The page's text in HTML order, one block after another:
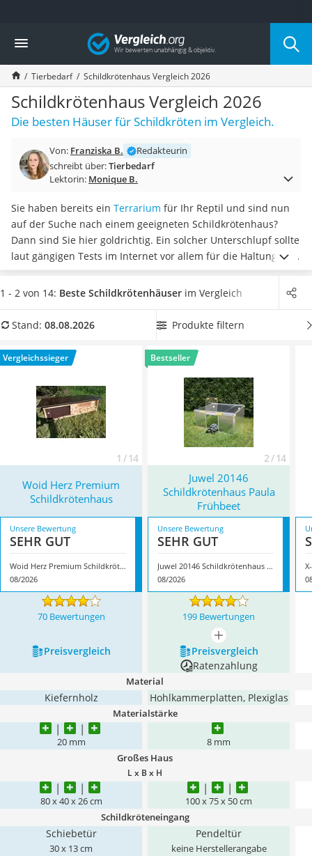
Die beliebtesten Vergleiche nach Kategorie
Drogerie
Inhalator
Haarschneider
Rollator
Braun Rasierer
Katzenklappe (Chip)
Masturbator
Massagepistole
Reisehaartrockner
Eiweißpulver
Magnesiumpräparat
Katzenklappe
Nackenmassagegerät
Zeckenschutz Katze
Philips-Sonicare-Zahnbürste
Mineralfutter Pferd
Massagegerät
Vergleich
Tierbedarf Schildkrötenhaus Vergleich 2026
Schildkrötenhaus Vergleich 2026
Die besten Häuser für Schildkröten im Vergleich.
Von: Franziska B.
Redakteurin
schreibt über:Tierbedarf
Lektorin: Monique B.
Sie haben bereits ein Terrarium für Ihr Reptil und sind nun
auf der Suche nach einem geeigneten Schildkrötenhaus?
Dann sind Sie hier goldrichtig. Ein solcher Unterschlupf sollte
laut gängigen Tests im Internet vor allem für die Haltung im
Freien gewisse Kriterien erfüllen, um IhrerSchildkröte ein
artgerechtes Leben zu ermöglichen. Wählen Sie jetzt aus
damit Ihre Schildkröte auch bei schlechtem Wetter
2026 besonders das Modell
Woid Herz Premium
Schildkrötenhaus
mit seinen Eigenschaften.
1 - 2 von 14: Beste Schildkrötenhäuser im Vergleich
Stand: 08.08.2026 Produkte filtern
Vergleichssieger
1 / 14
Bestseller
2 / 14
Woid Herz Premium
Schildkrötenhaus
Juwel 20146
Schildkrötenhaus Paula
Frühbeet
Unsere Bewertung
SEHR GUT
Woid Herz Premium Schildkrötenhaus
08/2026
Unsere Bewertung
SEHR GUT
Juwel 20146 Schildkrötenhaus Paula Frühbeet
08/2026
70 Bewertungen 199 Bewertungen
mehr anzeigen
Preis­vergleich
Preis­vergleich
Ratenzahlung
Material
Kiefernholz Hohlkammerplatten, Plexiglas
Materialstärke
20 mm 8 mm
Großes Haus
L x B x H
80 x 40 x 26 cm 100 x 75 x 50 cm
Schildkröteneingang
Schiebetür
30 x 13 cm
Pendeltür
keine Herstellerangabe